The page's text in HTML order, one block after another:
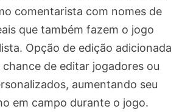
comentarista com nomes de
que também fazem o jogo
Opção de edição adicionada
chance de editar jogadores ou
aumentando seu
em campo durante o jogo.